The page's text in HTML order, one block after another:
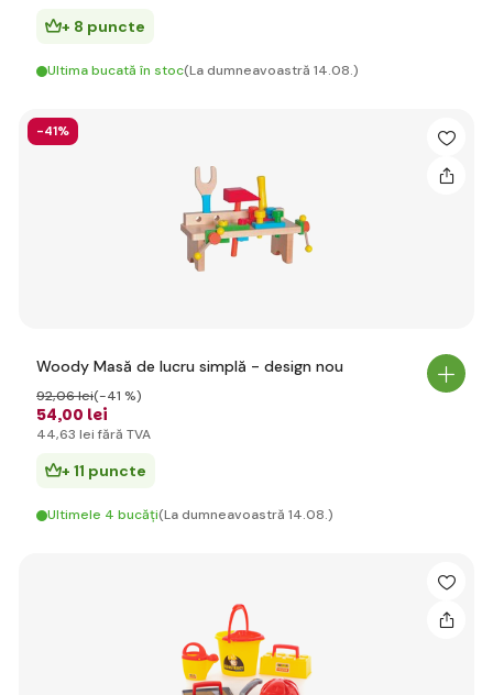
+ 8 puncte
Ultima bucată în stoc(La dumneavoastră 14.08.)
-41%
Woody Masă de lucru simplă - design nou
54,00 lei
92,06 lei(-41 %)
44,63 lei fără TVA
+ 11 puncte
Ultimele 4 bucăți(La dumneavoastră 14.08.)